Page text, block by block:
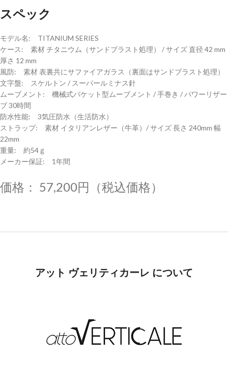
スペック
モデル名: TITANIUM SERIES
ケース: 素材 チタニウム（サンドブラスト処理） / サイズ 直径 42 mm
厚さ 12 mm
風防: 素材 表裏共にサファイアガラス（裏面はサンドブラスト処理）
文字盤: スケルトン / スーパールミナス針
ムーブメント: 機械式バケット型ムーブメント / 手巻き / パワーリザー
ブ 30時間
防水性能: 3気圧防水（生活防水）
ストラップ: 素材 イタリアンレザー（牛革）/ サイズ 長さ 240mm 幅
22mm
重量: 約54ｇ
メーカー保証: 1年間
価格： 57,200円（税込価格）
アット ヴェリティカーレ について